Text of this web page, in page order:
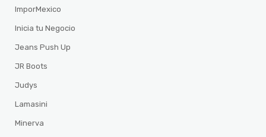
ImporMexico
Inicia tu Negocio
Jeans Push Up
JR Boots
Judys
Lamasini
Minerva